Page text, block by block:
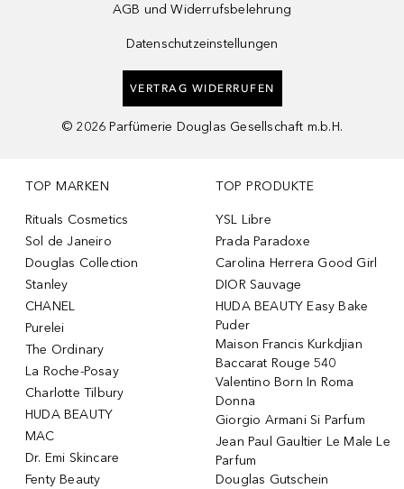
AGB und Widerrufsbelehrung
Datenschutzeinstellungen
VERTRAG WIDERRUFEN
© 2026 Parfümerie Douglas Gesellschaft m.b.H.
TOP MARKEN
Rituals Cosmetics
Sol de Janeiro
Douglas Collection
Stanley
CHANEL
Purelei
The Ordinary
La Roche-Posay
Charlotte Tilbury
HUDA BEAUTY
MAC
Dr. Emi Skincare
Fenty Beauty
TOP PRODUKTE
YSL Libre
Prada Paradoxe
Carolina Herrera Good Girl
DIOR Sauvage
HUDA BEAUTY Easy Bake
Puder
Maison Francis Kurkdjian
Baccarat Rouge 540
Valentino Born In Roma
Donna
Giorgio Armani Si Parfum
Jean Paul Gaultier Le Male Le
Parfum
Douglas Gutschein